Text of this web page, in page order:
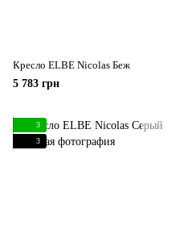
Кресло ELBE Nicolas Беж
5 783 грн
3
3